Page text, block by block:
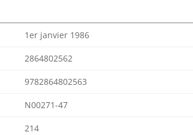
1er janvier 1986
2864802562
9782864802563
N00271-47
214